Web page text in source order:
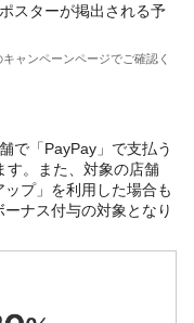
スターが掲出される予
ャンペーンページでご確認く
で「PayPay」で支払う
す。また、対象の店舗
プ」を利用した場合も
ナス付与の対象となり